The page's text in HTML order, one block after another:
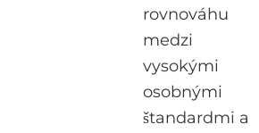
rovnováhu
medzi
vysokými
osobnými
štandardmi a